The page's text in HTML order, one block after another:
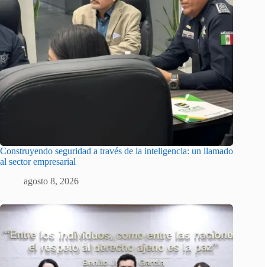
Construyendo seguridad a través de la inteligencia: un llamado
al sector empresarial
agosto 8, 2026